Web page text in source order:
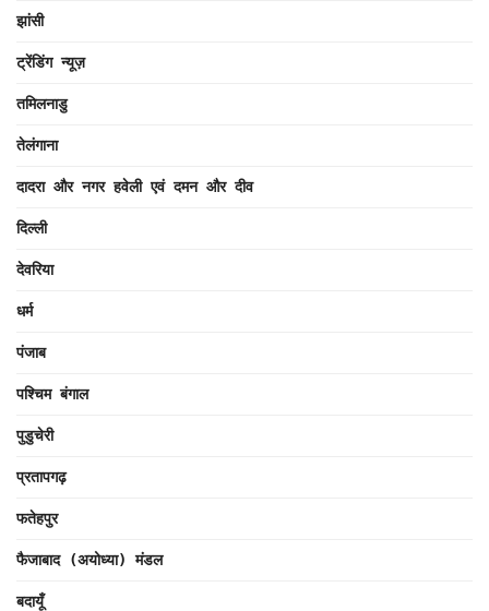
झांसी
ट्रेंडिंग न्यूज़
तमिलनाडु
तेलंगाना
दादरा और नगर हवेली एवं दमन और दीव
दिल्ली
देवरिया
धर्म
पंजाब
पश्चिम बंगाल
पुडुचेरी
प्रतापगढ़
फतेहपुर
फैजाबाद (अयोध्या) मंडल
बदायूँ